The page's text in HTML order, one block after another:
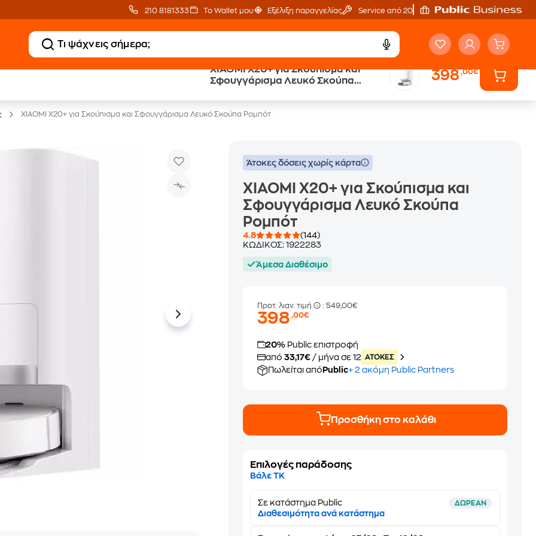
210 8181333 Το Wallet μου Εξέλιξη παραγγελίας Service από 20'
XIAOMI X20+ για Σκούπισμα και
Σφουγγάρισμα Λευκό Σκούπα
398,00€
Δωρεάν Μεταφορικά Public επιστροφή €
XIAOMI X20+ για Σκούπισμα και Σφουγγάρισμα Λευκό Σκούπα Ρομπότ
Άτοκες δόσεις χωρίς κάρτα
XIAOMI X20+ για Σκούπισμα και
Σφουγγάρισμα Λευκό Σκούπα
Ρομπότ
4.8
(144)
ΚΩΔΙΚΟΣ:1922283
Άμεσα Διαθέσιμο
Προτ. λιαν. τιμή : 549,00€
398,00€
20% Public επιστροφή
από33,17€ / μήνα σε 12 ATOKEΣ
Πωλείται από Public+ 2 ακόμη Public Partners
Προσθήκη στο καλάθι
Επιλογές παράδοσης
Βάλε ΤΚ
Σε κατάστημα Public ΔΩΡΕΑΝ
Διαθεσιμότητα ανά κατάστημα